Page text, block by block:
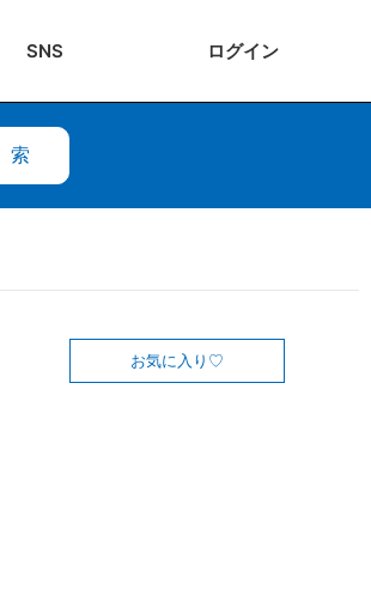
SNS ログイン
検索
お気に入り